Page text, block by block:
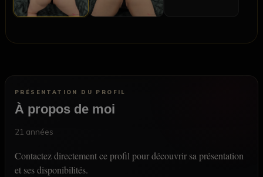
PRÉSENTATION DU PROFIL
À propos de moi
21 années
Contactez directement ce profil pour découvrir sa présentation
et ses disponibilités.